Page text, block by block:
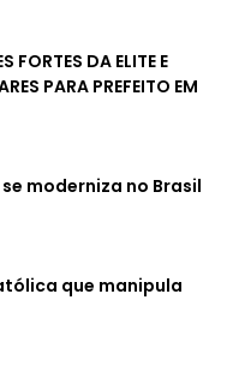
FORTES DA ELITE E
PARA PREFEITO EM
moderniza no Brasil
que manipula